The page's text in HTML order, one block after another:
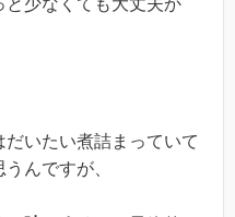
いたい煮詰まっていて
んですが、